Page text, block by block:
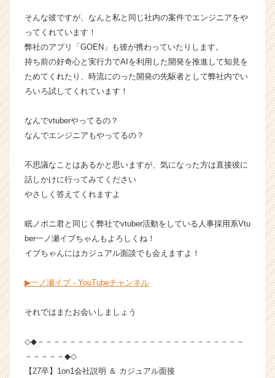
が
就
活
サ
イ
チ
キ
リ
ア
（C
e
r
C
r
そんな彼ですが、なんと私と同じ社内の案件でエンジニアをや
ってくれています！
弊社のアプリ「GOEN」も彼が携わっていたりします。
持ち前の好奇心と実行力でAIを利用した開発を推進して知見を
ためてくれたり、時流にのった開発の先駆者として弊社内でい
ろいろ試してくれています！
なんでvtuberやってるの？
なんでエンジニアもやってるの？
不思議なことはあるかと思いますが、気になった方は直接彼に
話しかけに行ってみてください
やさしく答えてくれますよ
眠ノポニ君と同じく弊社でvtuber活動をしている人事採用系Vtu
ber一ノ瀬イブちゃんもよろしくね！
イブちゃんにはカジュアル面談でも会えますよ！
▶一ノ瀬イブ - YouTubeチャンネル
それではまたお会いしましょう
◇◆－－－－－－－－－－－－－－－－－－－－－－－－－－
－－－－－◆◇
【27卒】1on1会社説明 ＆ カジュアル面接